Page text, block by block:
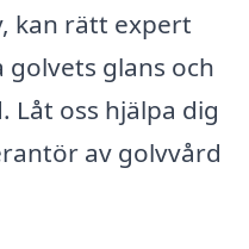
kan rätt expert
glans och
Låt oss hjälpa dig
av golvvård